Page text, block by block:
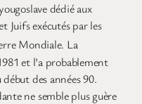
dédié aux
Juifs exécutés par les
Mondiale. La
et l’a probablement
des années 90.
ne semble plus guère